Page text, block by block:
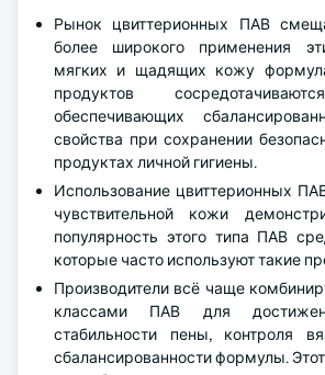
Рынок цвиттерионных ПАВ
более широкого применения
мягких и щадящих кожу
продуктов
обеспечивающих
свойства при сохранении
продуктах личной гигиены.
Использование цвиттерионных
чувствительной кожи
популярность этого типа ПАВ
которые часто используют такие
Производители всё чаще
классами ПАВ для
стабильности пены, контроля
сбалансированности формулы.